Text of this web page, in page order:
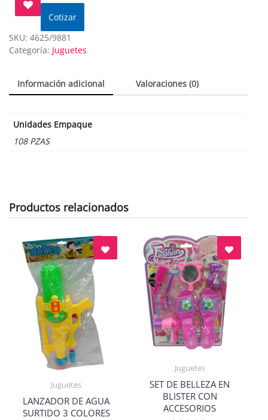
Cotizar
SKU: 4625/9881
Categoría: Juguetes
Información adicional Valoraciones (0)
Unidades Empaque
108 PZAS
Productos relacionados
Juguetes
LANZADOR DE AGUA
SURTIDO 3 COLORES
Juguetes
SET DE BELLEZA EN
BLISTER CON
ACCESORIOS